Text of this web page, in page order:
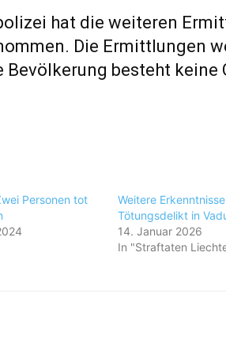
hat die weiteren
Die Ermittlungen
besteht keine
Personen tot
Weitere
Tötungsdelikt in
14. Januar 2026
In "Straftaten